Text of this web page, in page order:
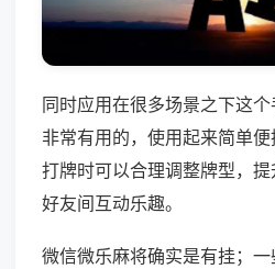
同时应用在很多场景之下这
非常有用的，使用起来简单
打牌时可以合理调整牌型，
好友间互动乐趣。
微信微乐麻将确实是有挂；